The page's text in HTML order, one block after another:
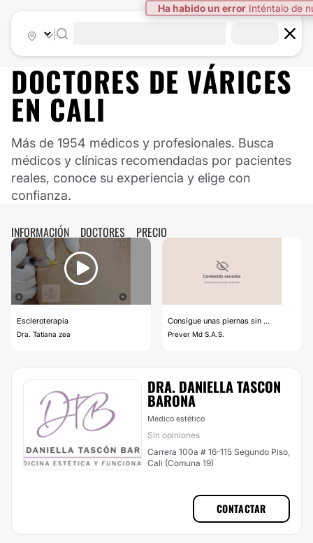
DOCTORES DE VÁRICES
EN CALI
Más de 1954 médicos y profesionales. Busca
médicos y clínicas recomendadas por pacientes
reales, conoce su experiencia y elige con
confianza.
INFORMACIÓN DOCTORES PRECIO
Escleroterapia
Dra. Tatiana zea
Consigue unas piernas sin ...
Prever Md S.A.S.
DRA. DANIELLA TASCON
BARONA
Médico estético
Sin opiniones
Carrera 100a # 16-115 Segundo Piso,
Cali (Comuna 19)
CONTACTAR